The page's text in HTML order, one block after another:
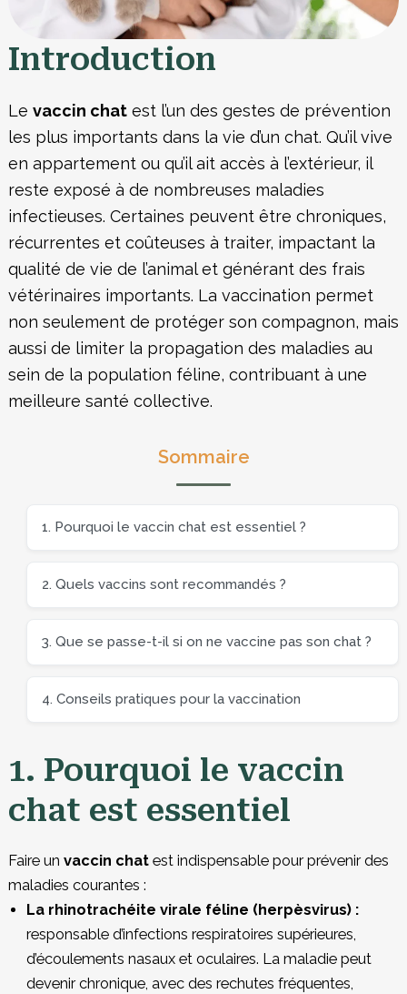
Introduction
Le vaccin chatest l’un des gestes de prévention
les plus importants dans la vie d’un chat. Qu’il vive
en appartement ou qu’il ait accès à l’extérieur, il
reste exposé à de nombreuses maladies
infectieuses. Certaines peuvent être chroniques,
récurrentes et coûteuses à traiter, impactant la
qualité de vie de l’animal et générant des frais
vétérinaires importants. La vaccination permet
non seulement de protéger son compagnon, mais
aussi de limiter la propagation des maladies au
sein de la population féline, contribuant à une
meilleure santé collective.
Sommaire
1. Pourquoi le vaccin chat est essentiel ?
2. Quels vaccins sont recommandés ?
3. Que se passe-t-il si on ne vaccine pas son chat ?
4. Conseils pratiques pour la vaccination
1. Pourquoi le vaccin
chat est essentiel
Faire un vaccin chatest indispensable pour prévenir des
maladies courantes :
La rhinotrachéite virale féline (herpèsvirus) :
responsable d’infections respiratoires supérieures,
d’écoulements nasaux et oculaires. La maladie peut
devenir chronique, avec des rechutes fréquentes,